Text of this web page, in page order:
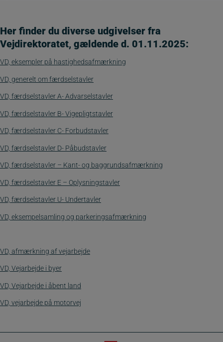
Her finder du diverse udgivelser fra
Vejdirektoratet, gældende d. 01.11.2025:
VD, eksempler på hastighedsafmærkning
VD, generelt om færdselstavler
VD, færdselstavler A- Advarselstavler
VD, færdselstavler B- Vigepligtstavler
VD, færdselstavler C- Forbudstavler
VD, færdselstavler D- Påbudstavler
VD, færdselstavler – Kant- og baggrundsafmærkning
VD, færdselstavler E – Oplysningstavler
VD, færdselstavler U- Undertavler
VD, eksempelsamling og parkeringsafmærkning
VD, afmærkning af vejarbejde
VD, Vejarbejde i byer
VD, Vejarbejde i åbent land
VD, vejarbejde på motorvej